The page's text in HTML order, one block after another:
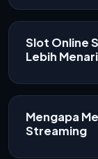
Slot Online
Lebih
Mengapa
Streaming